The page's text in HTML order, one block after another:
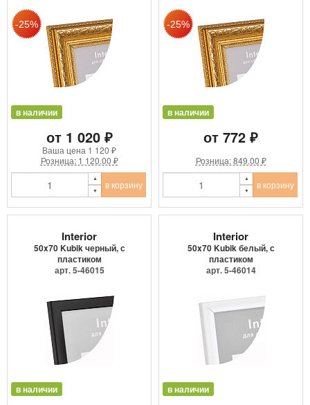
в наличии
от 1 020 ₽
Ваша цена 1 120 ₽
Розница: 1 120.00 ₽
в корзину
в наличии
от 772 ₽
Розница: 849.00 ₽
в корзину
Interior
50x70 Kubik черный, с
пластиком
арт. 5-46015
в наличии
Interior
50x70 Kubik белый, с
пластиком
арт. 5-46014
в наличии